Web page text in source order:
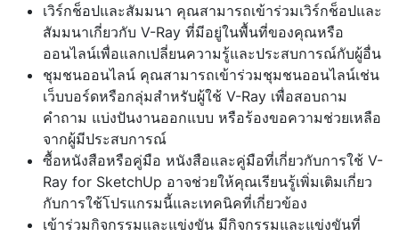
เวิร์กช็อปและสัมมนา คุณสามารถเข้าร่วมเวิร์กช็อปและ
สัมมนาเกี่ยวกับ V-Ray ที่มีอยู่ในพื้นที่ของคุณหรือ
ออนไลน์เพื่อแลกเปลี่ยนความรู้และประสบการณ์กับผู้อื่น
ชุมชนออนไลน์ คุณสามารถเข้าร่วมชุมชนออนไลน์เช่น
เว็บบอร์ดหรือกลุ่มสำหรับผู้ใช้ V-Ray เพื่อสอบถาม
คำถาม แบ่งปันงานออกแบบ หรือร้องขอความช่วยเหลือ
จากผู้มีประสบการณ์
ซื้อหนังสือหรือคู่มือ หนังสือและคู่มือที่เกี่ยวกับการใช้ V-
Ray for SketchUp อาจช่วยให้คุณเรียนรู้เพิ่มเติมเกี่ยว
กับการใช้โปรแกรมนี้และเทคนิคที่เกี่ยวข้อง
เข้าร่วมกิจกรรมและแข่งขัน มีกิจกรรมและแข่งขันที่